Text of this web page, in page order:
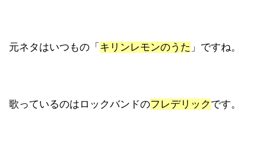
元ネタはいつもの「 キリンレモンのうた 」ですね。
歌っているのはロックバンドのフレデリック です。